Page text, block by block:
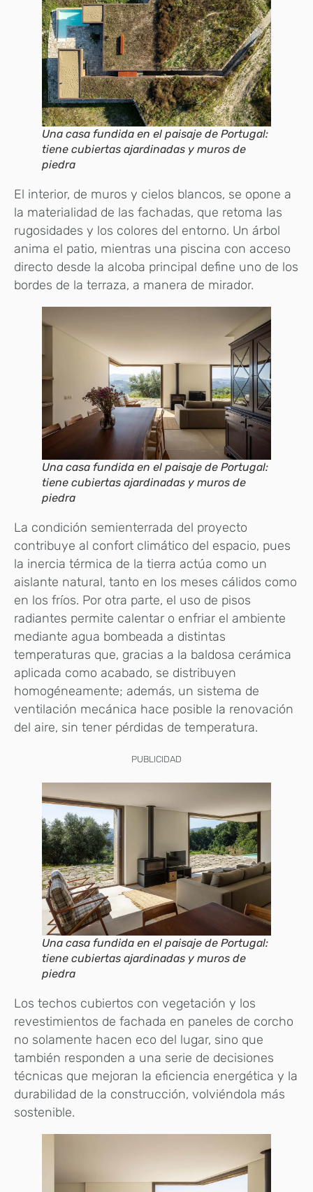
Una casa fundida en el paisaje de Portugal:
tiene cubiertas ajardinadas y muros de
piedra
El interior, de muros y cielos blancos, se opone a
la materialidad de las fachadas, que retoma las
rugosidades y los colores del entorno. Un árbol
anima el patio, mientras una piscina con acceso
directo desde la alcoba principal define uno de los
bordes de la terraza, a manera de mirador.
Una casa fundida en el paisaje de Portugal:
tiene cubiertas ajardinadas y muros de
piedra
La condición semienterrada del proyecto
contribuye al confort climático del espacio, pues
la inercia térmica de la tierra actúa como un
aislante natural, tanto en los meses cálidos como
en los fríos. Por otra parte, el uso de pisos
radiantes permite calentar o enfriar el ambiente
mediante agua bombeada a distintas
temperaturas que, gracias a la baldosa cerámica
aplicada como acabado, se distribuyen
homogéneamente; además, un sistema de
ventilación mecánica hace posible la renovación
del aire, sin tener pérdidas de temperatura.
PUBLICIDAD
Una casa fundida en el paisaje de Portugal:
tiene cubiertas ajardinadas y muros de
piedra
Los techos cubiertos con vegetación y los
revestimientos de fachada en paneles de corcho
no solamente hacen eco del lugar, sino que
también responden a una serie de decisiones
técnicas que mejoran la eficiencia energética y la
durabilidad de la construcción, volviéndola más
sostenible.